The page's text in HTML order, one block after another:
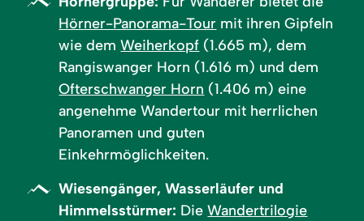
Hörner-Panorama-Tour mit ihren Gipfeln
wie demWeiherkopf (1.665 m), dem
Rangiswanger Horn (1.616 m) und dem
Ofterschwanger Horn (1.406 m) eine
angenehme Wandertour mit herrlichen
Panoramen und guten
Einkehrmöglichkeiten.
Wiesengänger, Wasserläufer und
Himmelsstürmer: DieWandertrilogie